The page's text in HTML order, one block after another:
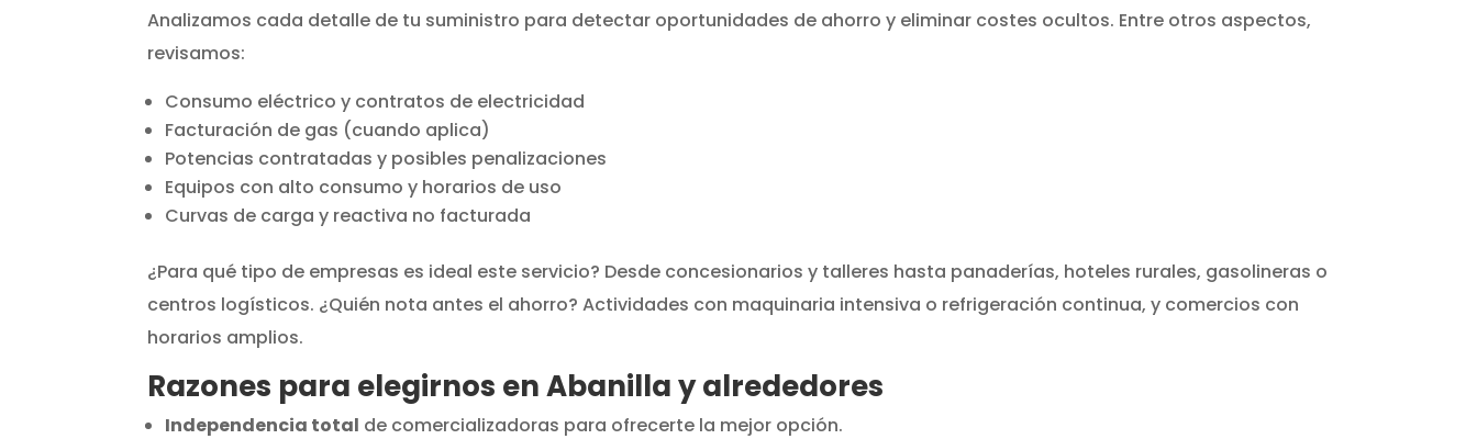
Analizamos cada detalle de tu suministro para detectar oportunidades de ahorro y eliminar costes ocultos. Entre otros aspectos,
revisamos:
Consumo eléctrico y contratos de electricidad
Facturación de gas (cuando aplica)
Potencias contratadas y posibles penalizaciones
Equipos con alto consumo y horarios de uso
Curvas de carga y reactiva no facturada
¿Para qué tipo de empresas es ideal este servicio? Desde concesionarios y talleres hasta panaderías, hoteles rurales, gasolineras o
centros logísticos. ¿Quién nota antes el ahorro? Actividades con maquinaria intensiva o refrigeración continua, y comercios con
horarios amplios.
Razones para elegirnos en Abanilla y alrededores
Independencia total de comercializadoras para ofrecerte la mejor opción.